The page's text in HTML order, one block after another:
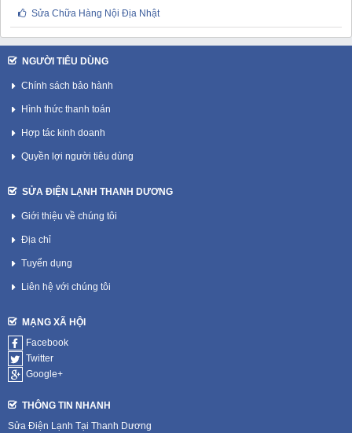
Sửa Chữa Hàng Nội Địa Nhật
NGƯỜI TIÊU DÙNG
Chính sách bảo hành
Hình thức thanh toán
Hợp tác kinh doanh
Quyền lợi người tiêu dùng
SỬA ĐIỆN LẠNH THANH DƯƠNG
Giới thiệu về chúng tôi
Địa chỉ
Tuyển dụng
Liên hệ với chúng tôi
MẠNG XÃ HỘI
Facebook
Twitter
Google+
THÔNG TIN NHANH
Sửa Điện Lạnh Tại Thanh Dương